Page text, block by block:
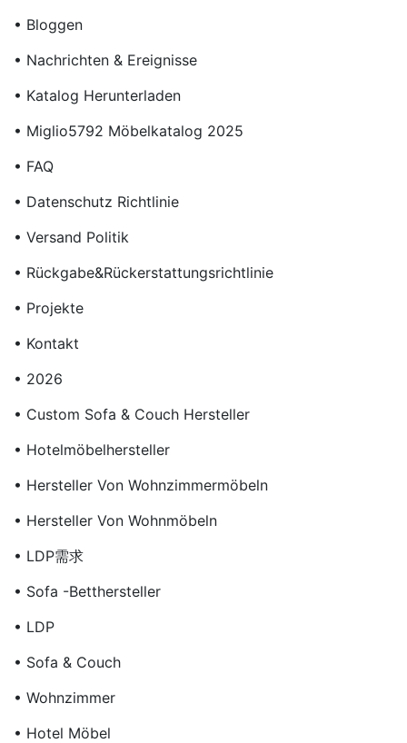
• Bloggen
• Nachrichten & Ereignisse
• Katalog Herunterladen
• Miglio5792 Möbelkatalog 2025
• FAQ
• Datenschutz Richtlinie
• Versand Politik
• Rückgabe&Rückerstattungsrichtlinie
• Projekte
• Kontakt
• 2026
• Custom Sofa & Couch Hersteller
• Hotelmöbelhersteller
• Hersteller Von Wohnzimmermöbeln
• Hersteller Von Wohnmöbeln
• LDP需求
• Sofa -Betthersteller
• LDP
• Sofa & Couch
• Wohnzimmer
• Hotel Möbel